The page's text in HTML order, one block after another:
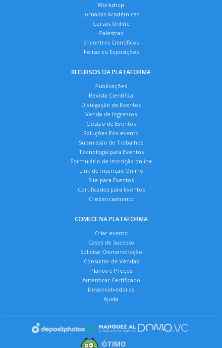
Workshop
Jornadas Acadêmicas
Cursos Online
Palestras
Encontros Científicos
Feiras ou Exposições
RECURSOS DA PLATAFORMA
Publicações
Revista Científica
Divulgação de Eventos
Venda de Ingressos
Gestão de Eventos
Soluções Pós-evento
Submissão de Trabalhos
Tecnologia para Eventos
Formulário de Inscrição online
Link de Inscrição Online
Site para Eventos
Certificados para Eventos
Credenciamento
COMECE NA PLATAFORMA
Criar evento
Cases de Sucesso
Solicitar Demonstração
Consultor de Vendas
Planos e Preços
Autenticar Certificado
Desenvolvedores
Ajuda
ÓTIMO